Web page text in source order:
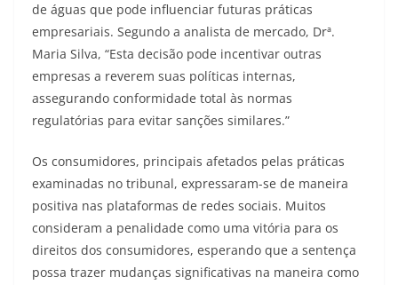
de águas que pode influenciar futuras práticas
empresariais. Segundo a analista de mercado, Drª.
Maria Silva, “Esta decisão pode incentivar outras
empresas a reverem suas políticas internas,
assegurando conformidade total às normas
regulatórias para evitar sanções similares.”
Os consumidores, principais afetados pelas práticas
examinadas no tribunal, expressaram-se de maneira
positiva nas plataformas de redes sociais. Muitos
consideram a penalidade como uma vitória para os
direitos dos consumidores, esperando que a sentença
possa trazer mudanças significativas na maneira como